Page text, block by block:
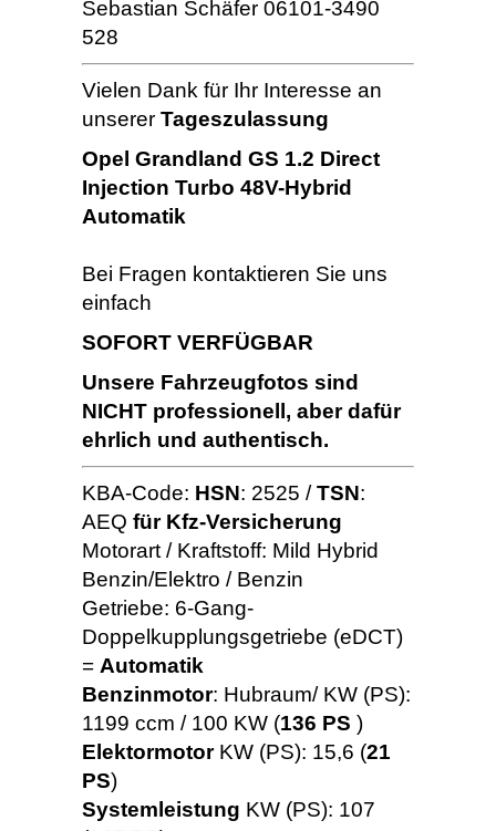
Sebastian Schäfer 06101-3490
528
Vielen Dank für Ihr Interesse an
unserer Tageszulassung
Opel Grandland GS 1.2 Direct
Injection Turbo 48V-Hybrid
Automatik
Bei Fragen kontaktieren Sie uns
einfach
SOFORT VERFÜGBAR
Unsere Fahrzeugfotos sind
NICHT professionell, aber dafür
ehrlich und authentisch.
KBA-Code: HSN: 2525 /TSN:
AEQ für Kfz-Versicherung
Motorart / Kraftstoff: Mild Hybrid
Benzin/Elektro / Benzin
Getriebe: 6-Gang-
Doppelkupplungsgetriebe (eDCT)
= Automatik
Benzinmotor: Hubraum/ KW (PS):
1199 ccm / 100 KW (136 PS )
Elektormotor KW (PS): 15,6 (21
PS)
Systemleistung KW (PS): 107